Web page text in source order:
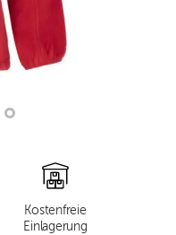
Kostenfreie
Einlagerung